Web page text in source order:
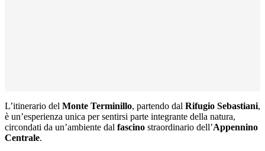
L’itinerario del Monte Terminillo, partendo dal Rifugio Sebastiani,
è un’esperienza unica per sentirsi parte integrante della natura,
circondati da un’ambiente dal fascino straordinario dell’Appennino
Centrale.